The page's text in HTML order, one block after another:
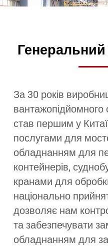
За 30 років
став першим у
послугами для
обладнанням для
контейнерів,
кранами для
національно
дозволяє нам
та забезпечувати
обладнанням для